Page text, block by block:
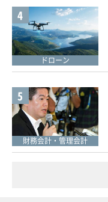
4
ドローン
5
財務会計・管理会計